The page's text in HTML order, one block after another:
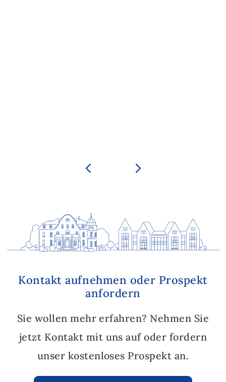
Kontakt aufnehmen oder Prospekt
anfordern
Sie wollen mehr erfahren? Nehmen Sie
jetzt Kontakt mit uns auf oder fordern
unser kostenloses Prospekt an.